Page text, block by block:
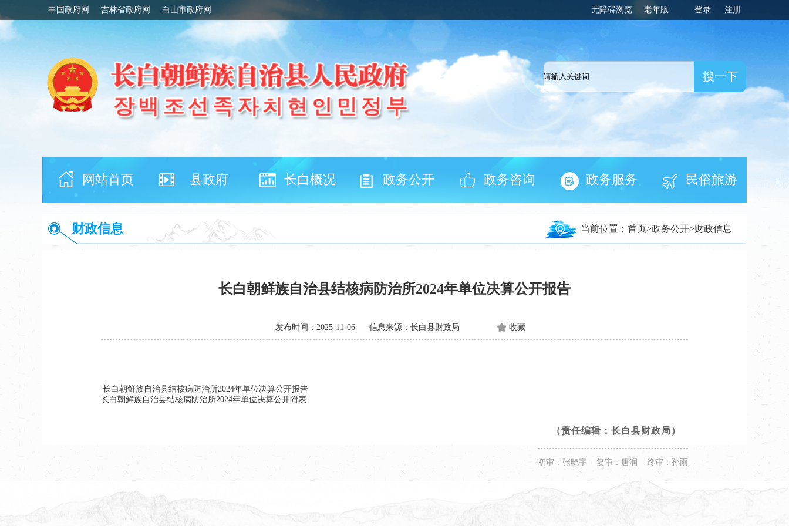
中国政府网 吉林省政府网 白山市政府网 无障碍浏览 老年版 登录 注册
网站首页 县政府 长白概况 政务公开 政务咨询 政务服务 民俗旅游
财政信息 当前位置： 首页>政务公开>财政信息
长白朝鲜族自治县结核病防治所2024年单位决算公开报告
发布时间：2025-11-06 信息来源：长白县财政局 收藏
长白朝鲜族自治县结核病防治所2024年单位决算公开报告
长白朝鲜族自治县结核病防治所2024年单位决算公开附表
（责任编辑：长白县财政局）
初审：张晓宇 复审：唐润 终审：孙雨